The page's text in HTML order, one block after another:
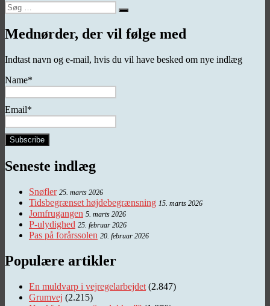
Søg
efter:
Søg
Mednørder, der vil følge med
Indtast navn og e-mail, hvis du vil have besked om nye indlæg
Name*
Email*
Seneste indlæg
Snøfler 25. marts 2026
Tidsbegrænset højdebegrænsning 15. marts 2026
Jomfrugangen 5. marts 2026
P-ulydighed 25. februar 2026
Pas på forårssolen 20. februar 2026
Populære artikler
En muldvarp i vejregelarbejdet (2.847)
Grumvej (2.215)